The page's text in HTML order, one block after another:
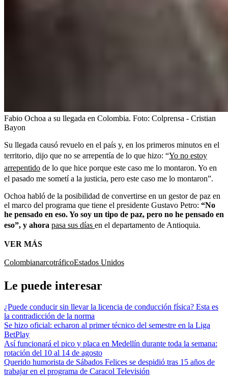
Fabio Ochoa a su llegada en Colombia. Foto: Colprensa - Cristian
Bayon
Su llegada causó revuelo en el país y, en los primeros minutos en el
territorio, dijo que no se arrepentía de lo que hizo: “Yo no estoy
arrepentido de lo que hice porque este caso me lo montaron. Yo en
el pasado me sometí a la justicia, pero este caso me lo montaron”.
Ochoa habló de la posibilidad de convertirse en un gestor de paz en
el marco del programa que tiene el presidente Gustavo Petro: “No
he pensado en eso. Yo soy un tipo de paz, pero no he pensado en
eso”, y ahora pasa sus días en el departamento de Antioquia.
VER MÁS
ColombianarcotráficoEstados Unidos
Le puede interesar
¿Puede conducir sin llevar la licencia de conducción física? Esta es
la contradicción de la norma
Se hizo oficial: echaron al primer técnico del semestre en la Liga
BetPlay
Así funcionará el pico y placa en Medellín durante toda la semana:
rotación del 10 al 14 de agosto
Querido humorista de Sábados Felices se despidió tras 15 años de
trabajar en el programa de Caracol Televisión